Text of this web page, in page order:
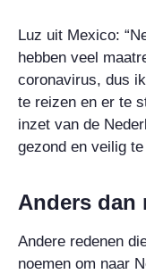
Luz uit Mexico:
hebben veel
coronavirus, dus
te reizen en er te
inzet van de
gezond en veilig te
Anders dan
Andere redenen
noemen om naar